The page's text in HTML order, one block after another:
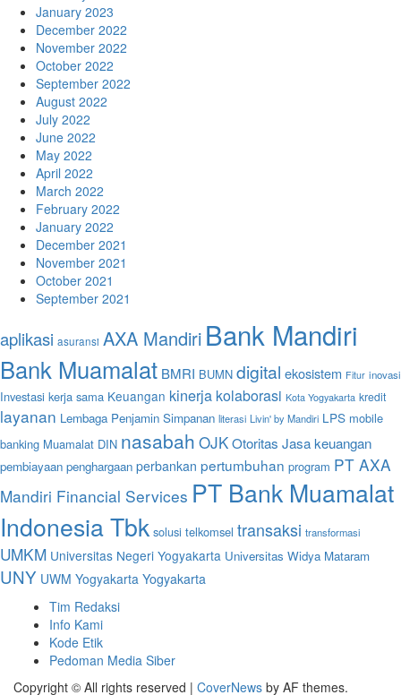
January 2023
December 2022
November 2022
October 2022
September 2022
August 2022
July 2022
June 2022
May 2022
April 2022
March 2022
February 2022
January 2022
December 2021
November 2021
October 2021
September 2021
aplikasi asuransi AXA Mandiri Bank Mandiri
Bank Muamalat BMRI BUMN digital ekosistem Fitur inovasi
Investasi kerja sama Keuangan kinerja kolaborasi Kota Yogyakarta kredit
layanan Lembaga Penjamin Simpanan literasi Livin' by Mandiri LPS mobile
banking Muamalat DIN nasabah OJKOtoritas Jasa keuangan
pembiayaan penghargaan perbankan pertumbuhan program PT AXA
Mandiri Financial Services PT Bank Muamalat
Indonesia Tbk solusi telkomsel transaksi transformasi
UMKM Universitas Negeri Yogyakarta Universitas Widya Mataram
UNY UWM Yogyakarta Yogyakarta
Tim Redaksi
Info Kami
Kode Etik
Pedoman Media Siber
Copyright © All rights reserved | CoverNews by AF themes.